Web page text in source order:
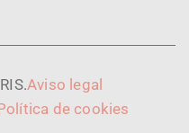
Aviso legal
de cookies